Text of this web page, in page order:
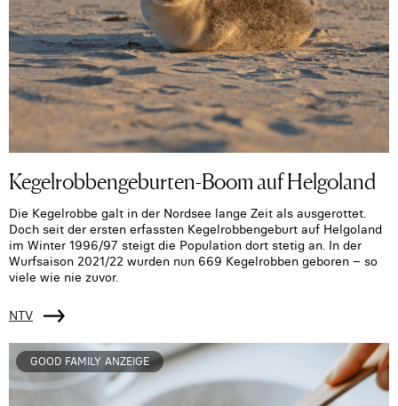
Kegelrobbengeburten-Boom auf Helgoland
Die Kegelrobbe galt in der Nordsee lange Zeit als ausgerottet.
Doch seit der ersten erfassten Kegelrobbengeburt auf Helgoland
im Winter 1996/97 steigt die Population dort stetig an. In der
Wurfsaison 2021/22 wurden nun 669 Kegelrobben geboren – so
viele wie nie zuvor.
NTV
GOOD FAMILY ANZEIGE